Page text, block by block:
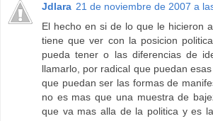
Jdlara 21 de noviembre de 2007 a
El hecho en si de lo que le hicieron
tiene que ver con la posicion
pueda tener o las diferencias de
llamarlo, por radical que puedan
que puedan ser las formas de
no es mas que una muestra de
que va mas alla de la politica y es